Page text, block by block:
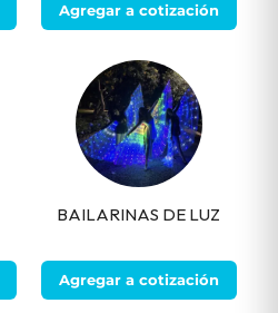
Agregar a cotización
BAILARINAS DE LUZ
Agregar a cotización